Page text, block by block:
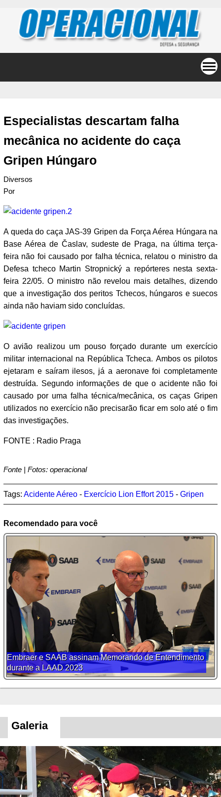
Especialistas descartam falha
mecânica no acidente do caça
Gripen Húngaro
Diversos
Por
A queda do caça JAS-39 Gripen da Força Aérea Húngara na
Base Aérea de Časlav, sudeste de Praga, na última terça-
feira não foi causado por falha técnica, relatou o ministro da
Defesa tcheco Martin Stropnický a repórteres nesta sexta-
feira 22/05. O ministro não revelou mais detalhes, dizendo
que a investigação dos peritos Tchecos, húngaros e suecos
ainda não haviam sido concluídas.
O avião realizou um pouso forçado durante um exercício
militar internacional na República Tcheca. Ambos os pilotos
ejetaram e saíram ilesos, já a aeronave foi completamente
destruída. Segundo informações de que o acidente não foi
causado por uma falha técnica/mecânica, os caças Gripen
utilizados no exercício não precisarão ficar em solo até o fim
das investigações.
FONTE : Radio Praga
Fonte | Fotos: operacional
Tags: Acidente Aéreo - Exercício Lion Effort 2015 - Gripen
Recomendado para você
Embraer e SAAB assinam Memorando de Entendimento
durante a LAAD 2023
Galeria